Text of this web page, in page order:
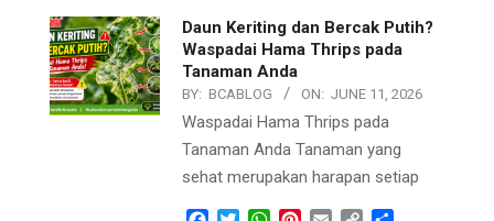
Daun Keriting dan Bercak Putih?
Waspadai Hama Thrips pada
Tanaman Anda
BY: BCABLOG ON: JUNE 11, 2026
Waspadai Hama Thrips pada
Tanaman Anda Tanaman yang
sehat merupakan harapan setiap